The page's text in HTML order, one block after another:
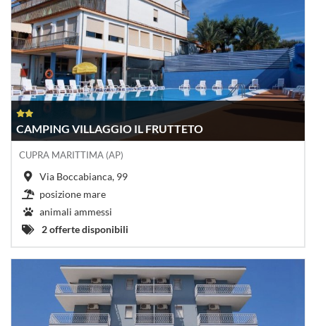
CAMPING VILLAGGIO IL FRUTTETO
CUPRA MARITTIMA (AP)
Via Boccabianca, 99
posizione mare
animali ammessi
2 offerte disponibili